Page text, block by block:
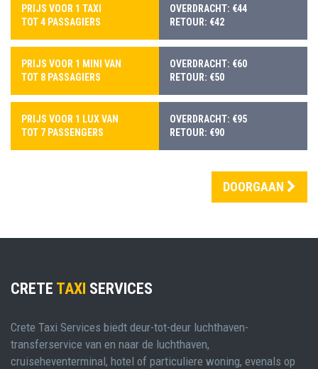
PRIJS VOOR 1 TAXI
TOT 4 PASSAGIERS
OVERDRACHT: €44
RETOUR: €42
PRIJS VOOR 1 MINI VAN
TOT 8 PASSAGIERS
OVERDRACHT: €60
RETOUR: €50
PRIJS VOOR 1 LUX VAN
TOT 7 PASSENGERS
OVERDRACHT: €95
RETOUR: €90
DOORGAAN
CRETE TAXI SERVICES
Crete Taxi Services biedt deur-tot-deur luchthaven-
transferservice van en naar de luchthaven,
cruiseheventerminal, hotel of particuliere woning, evenals op